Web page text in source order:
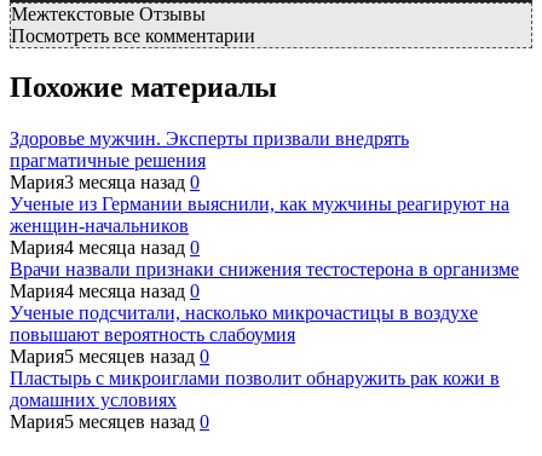
Межтекстовые Отзывы
Посмотреть все комментарии
Похожие материалы
Здоровье мужчин. Эксперты призвали внедрять
прагматичные решения
Мария3 месяца назад 0
Ученые из Германии выяснили, как мужчины реагируют на
женщин-начальников
Мария4 месяца назад 0
Врачи назвали признаки снижения тестостерона в организме
Мария4 месяца назад 0
Ученые подсчитали, насколько микрочастицы в воздухе
повышают вероятность слабоумия
Мария5 месяцев назад 0
Пластырь с микроиглами позволит обнаружить рак кожи в
домашних условиях
Мария5 месяцев назад 0